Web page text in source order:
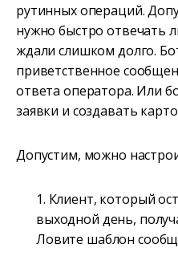
рутинных операций.
нужно быстро отвечать
ждали слишком долго.
приветственное
ответа оператора. Или
заявки и создавать
Допустим, можно
1. Клиент, который
выходной день,
Ловите шаблон